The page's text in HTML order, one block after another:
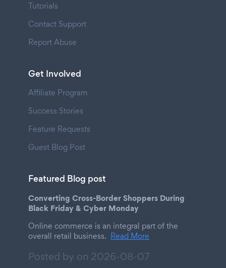
Tutorials
Contact Support
Report Abuse
Get Involved
Affiliate Program
Success Stories
Feature Requests
Guest Blog Post
Featured Blog post
Converting Cross-Border Shoppers During
Black Friday & Cyber Monday
Online commerce is an integral part of the
overall retail business. Read More
Posted by on 2026-08-07